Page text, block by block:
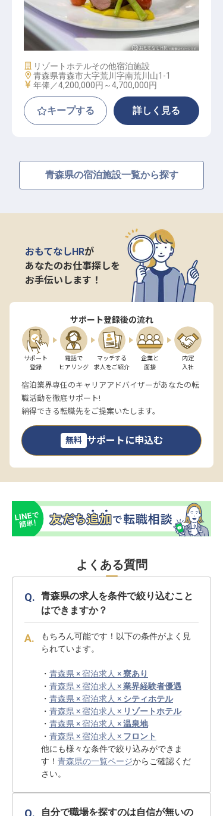
洋食調理
施設業態
リゾートホテルその他宿泊施設
勤務地
青森県青森市大字荒川字南荒川山1-1
給与
年俸／4,200,000円～4,700,000円
キープする 詳しく見る
青森県の宿泊施設一覧から探す
おもてなしHRが
あなたのお仕事探しを
お手伝いします！
サポート登録後の流れ
サポート
登録
電話で
ヒアリング
マッチする
求人をご紹介
企業と
面接
内定
入社
宿泊業界専任のキャリアアドバイザーがあなたの転
職活動を徹底サポート!
納得できる転職先をご提案いたします。
無料 サポートに申込む
よくある質問
青森県の求人を条件で絞り込むこと
はできますか？
もちろん可能です！以下の条件がよく見
られています。
・ 青森県 × 宿泊求人 ×寮あり
・ 青森県 × 宿泊求人 ×業界経験者優遇
・ 青森県 × 宿泊求人 × シティホテル
・ 青森県 × 宿泊求人 × リゾートホテル
・ 青森県 × 宿泊求人 ×温泉地
・ 青森県 × 宿泊求人 × フロント
他にも様々な条件で絞り込みができま
す！ 青森県の一覧ページからご確認くだ
さい。
自分で職場を探すのは自信が無いの